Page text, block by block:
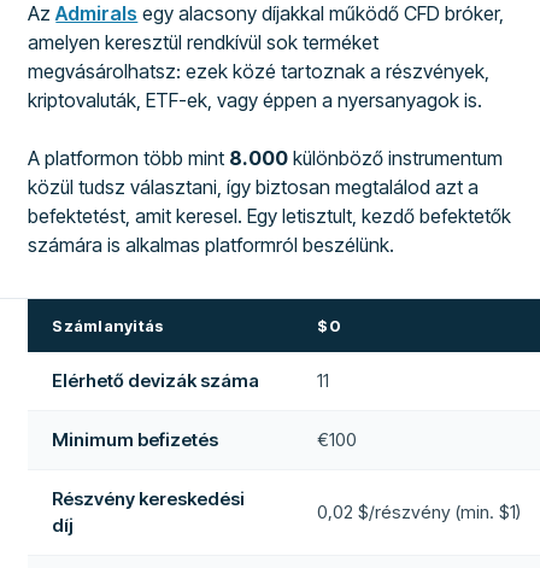
AzAdmirals egy alacsony díjakkal működő CFD bróker,
amelyen keresztül rendkívül sok terméket
megvásárolhatsz: ezek közé tartoznak a részvények,
kriptovaluták, ETF-ek, vagy éppen a nyersanyagok is.
A platformon több mint 8.000 különböző instrumentum
közül tudsz választani, így biztosan megtalálod azt a
befektetést, amit keresel. Egy letisztult, kezdő befektetők
számára is alkalmas platformról beszélünk.
Számlanyitás $0
Elérhető devizák száma 11
Minimum befizetés €100
Részvény kereskedési
díj
0,02 $/részvény (min. $1)